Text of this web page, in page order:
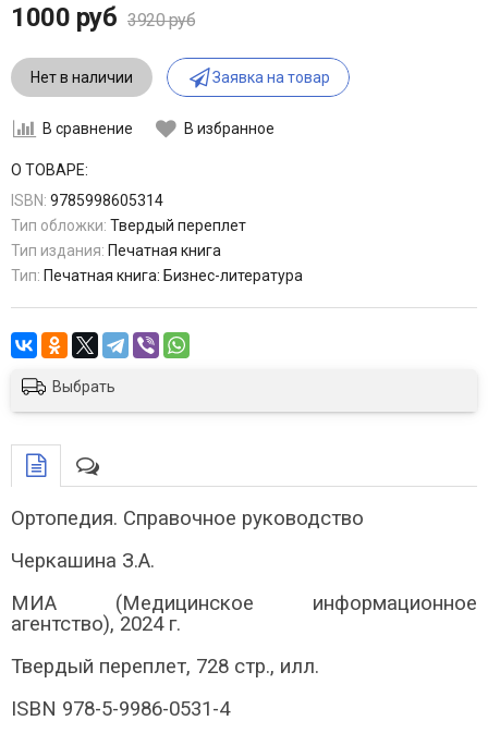
1000 руб 3920 руб
Нет в наличии Заявка на товар
В сравнение В избранное
О ТОВАРЕ:
ISBN: 9785998605314
Тип обложки: Твердый переплет
Тип издания: Печатная книга
Тип: Печатная книга: Бизнес-литература
Выбрать
Ортопедия. Справочное руководство
Черкашина З.А.
МИА (Медицинское информационное
агентство), 2024 г.
Твердый переплет, 728 стр., илл.
ISBN 978-5-9986-0531-4